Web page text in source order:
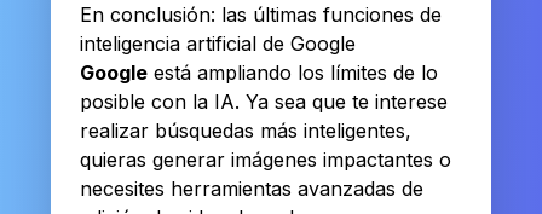
En conclusión: las últimas funciones de
inteligencia artificial de Google
Google está ampliando los límites de lo
posible con la IA. Ya sea que te interese
realizar búsquedas más inteligentes,
quieras generar imágenes impactantes o
necesites herramientas avanzadas de